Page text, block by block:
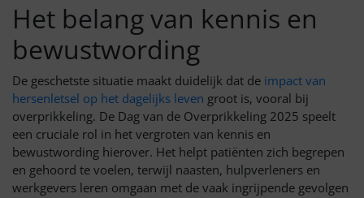
Het belang van kennis en
bewustwording
De geschetste situatie maakt duidelijk dat de impact van
hersenletsel op het dagelijks leven groot is, vooral bij
overprikkeling. De Dag van de Overprikkeling 2025 speelt
een cruciale rol in het vergroten van kennis en
bewustwording hierover. Het helpt patiënten zich begrepen
en gehoord te voelen, terwijl naasten, hulpverleners en
werkgevers leren omgaan met de vaak ingrijpende gevolgen